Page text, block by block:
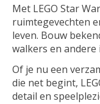
Met LEGO Star
ruimtegevechten
leven. Bouw
walkers en andere
Of je nu een
die net begint,
detail en